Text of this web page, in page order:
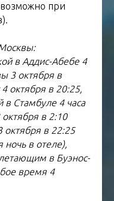
при
в Аддис-Абебе 4
3 октября в
октября в 20:25,
в Стамбуле 4 часа
в 2:10
октября в 22:25
ночь в отеле),
в Буэнос-
время 4